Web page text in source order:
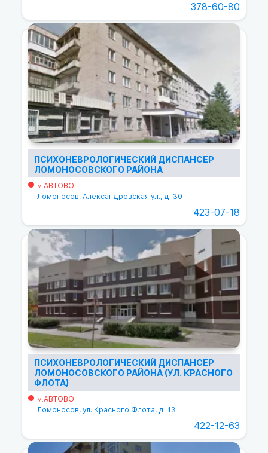
378-60-80
ПСИХОНЕВРОЛОГИЧЕСКИЙ ДИСПАНСЕР
ЛОМОНОСОВСКОГО РАЙОНА
м.АВТОВО
Ломоносов, Александровская ул., д. 30
423-07-18
ПСИХОНЕВРОЛОГИЧЕСКИЙ ДИСПАНСЕР
ЛОМОНОСОВСКОГО РАЙОНА (УЛ. КРАСНОГО
ФЛОТА)
м.АВТОВО
Ломоносов, ул. Красного Флота, д. 13
422-12-63